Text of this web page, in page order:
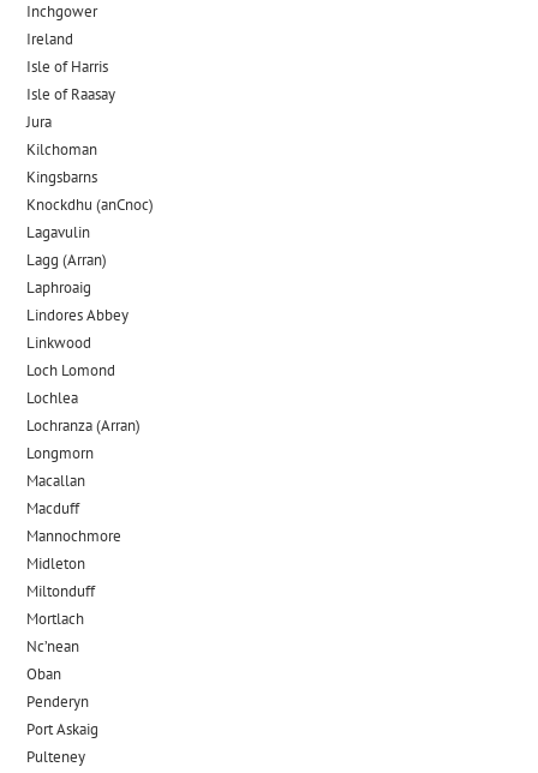
Inchgower
Ireland
Isle of Harris
Isle of Raasay
Jura
Kilchoman
Kingsbarns
Knockdhu (anCnoc)
Lagavulin
Lagg (Arran)
Laphroaig
Lindores Abbey
Linkwood
Loch Lomond
Lochlea
Lochranza (Arran)
Longmorn
Macallan
Macduff
Mannochmore
Midleton
Miltonduff
Mortlach
Nc’nean
Oban
Penderyn
Port Askaig
Pulteney